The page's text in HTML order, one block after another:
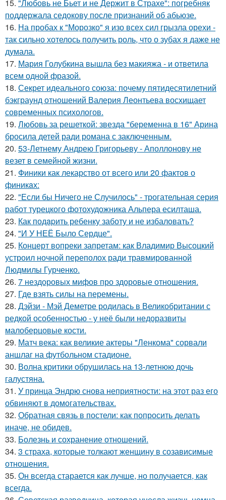
15. "Любовь не Бьет и не Держит в Страхе": погребняк
поддержала седокову после признаний об абьюзе.
16. На пробах к "Морозко" я изо всех сил грызла орехи -
так сильно хотелось получить роль, что о зубах я даже не
думала.
17. Мария Голубкина вышла без макияжа - и ответила
всем одной фразой.
18. Секрет идеального союза: почему пятидесятилетний
бэкграунд отношений Валерия Леонтьева восхищает
современных психологов.
19. Любовь за решеткой: звезда "беременна в 16" Арина
бросила детей ради романа с заключенным.
20. 53-Летнему Андрею Григорьеву - Аполлонову не
везет в семейной жизни.
21. Финики как лекарство от всего или 20 фактов о
финикaх:
22. "Если бы Ничего не Случилось" - трогательная серия
работ турецкого фотохудожника Альпера есилташа.
23. Как подapить ребенку заботу и не избаловать?
24. "И У НЕЁ Было Сердце".
25. Концерт вопреки запретам: как Владимир Высоцкий
устроил ночной переполох ради травмированной
Людмилы Гурченко.
26. 7 нездоровых мифов про здоровые отношения.
27. Где взять силы на перемены.
28. Дэйзи - Мэй Деметре родилась в Великобритании с
редкой особенностью - у неё были недоразвиты
малоберцовые кости.
29. Матч века: как великие актеры "Ленкома" сорвали
аншлаг на футбольном стадионе.
30. Волна критики обрушилась на 13-летнюю дочь
галустяна.
31. У принца Эндрю снова неприятности: на этот раз его
обвиняют в домогательствах.
32. Обратная связь в постели: как попросить делать
иначе, не обидев.
33. Болезнь и сохранение отношений.
34. 3 страха, которые толкают женщину в созависимые
отношения.
35. Он всегда старается как лучше, но получается, как
всегда.